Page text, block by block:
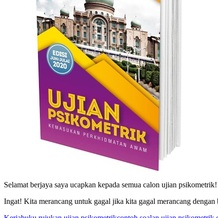
Selamat berjaya saya ucapkan kepada semua calon ujian psikometrik!
Ingat! Kita merancang untuk gagal jika kita gagal merancang dengan